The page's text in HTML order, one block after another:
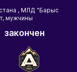
, МЛД "Барыс
мужчины
закончен